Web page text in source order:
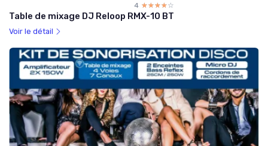
4 ☆☆☆☆☆
★★★★★
Table de mixage DJ Reloop RMX-10 BT
Voir le détail